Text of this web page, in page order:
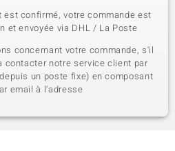
est confirmé, votre commande est
et envoyée via DHL / La Poste
concernant votre commande, s'il
contacter notre service client par
un poste fixe) en composant
email à l'adresse